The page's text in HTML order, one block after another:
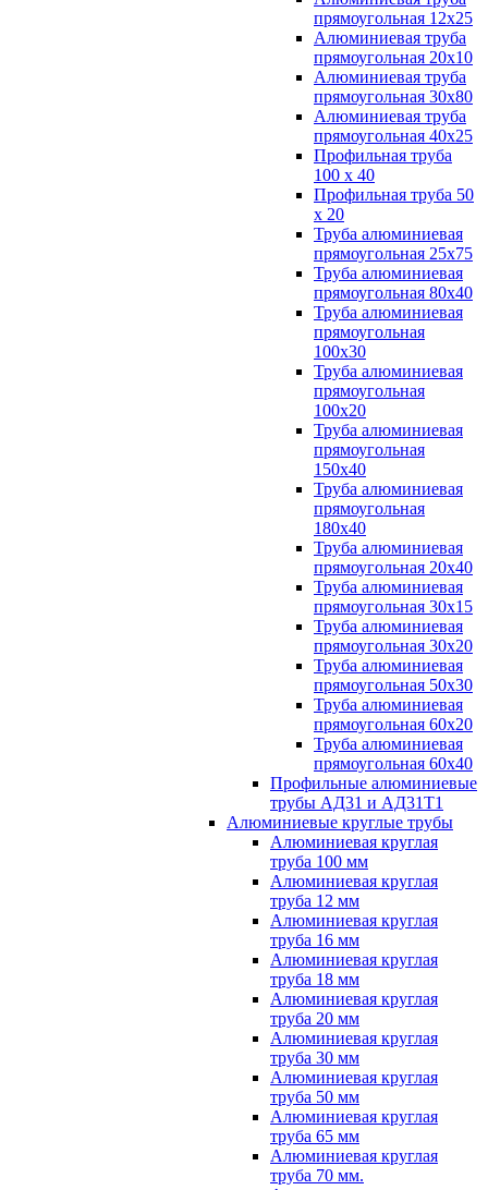
прямоугольная 12х25
Алюминиевая труба
прямоугольная 20х10
Алюминиевая труба
прямоугольная 30х80
Алюминиевая труба
прямоугольная 40х25
Профильная труба
100 х 40
Профильная труба 50
х 20
Труба алюминиевая
прямоугольная 25х75
Труба алюминиевая
прямоугольная 80х40
Труба алюминиевая
прямоугольная
100x30
Труба алюминиевая
прямоугольная
100х20
Труба алюминиевая
прямоугольная
150x40
Труба алюминиевая
прямоугольная
180x40
Труба алюминиевая
прямоугольная 20х40
Труба алюминиевая
прямоугольная 30x15
Труба алюминиевая
прямоугольная 30х20
Труба алюминиевая
прямоугольная 50х30
Труба алюминиевая
прямоугольная 60x20
Труба алюминиевая
прямоугольная 60х40
Профильные алюминиевые
трубы АД31 и АД31Т1
Алюминиевые круглые трубы
Алюминиевая круглая
труба 100 мм
Алюминиевая круглая
труба 12 мм
Алюминиевая круглая
труба 16 мм
Алюминиевая круглая
труба 18 мм
Алюминиевая круглая
труба 20 мм
Алюминиевая круглая
труба 30 мм
Алюминиевая круглая
труба 50 мм
Алюминиевая круглая
труба 65 мм
Алюминиевая круглая
труба 70 мм.